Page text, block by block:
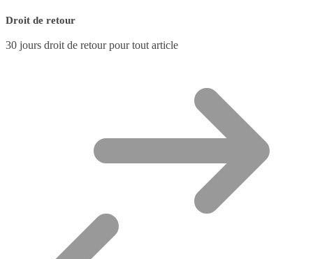
Droit de retour
30 jours droit de retour pour tout article